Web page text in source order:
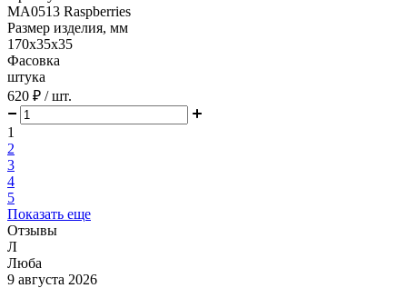
MA0513 Raspberries
Размер изделия, мм
170х35х35
Фасовка
штука
620 ₽ / шт.
1
2
3
4
5
Показать еще
Отзывы
Л
Люба
9 августа 2026